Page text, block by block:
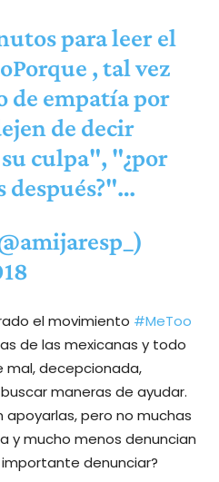
para leer el
, tal vez
de empatía por
de decir
culpa", "¿por
después?"…
el movimiento #MeToo
de las mexicanas y todo
mal, decepcionada,
maneras de ayudar.
apoyarlas, pero no muchas
y mucho menos denuncian
importante denunciar?